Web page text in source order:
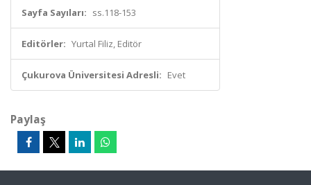
Sayfa Sayıları: ss.118-153
Editörler: Yurtal Filiz, Editör
Çukurova Üniversitesi Adresli: Evet
Paylaş